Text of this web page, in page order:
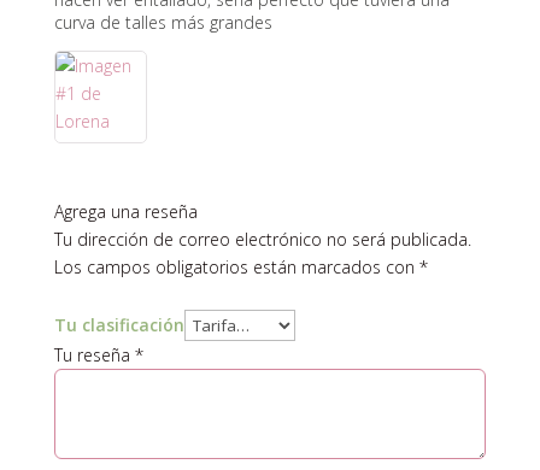
curva de talles más grandes
Agrega una reseña
Tu dirección de correo electrónico no será publicada.
Los campos obligatorios están marcados con *
Tu clasificación
Tu reseña *